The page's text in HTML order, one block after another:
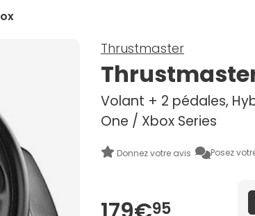
Thrustmaster
Volant + 2 pédales,
One / Xbox Series
Donnez votre avis Posez
95